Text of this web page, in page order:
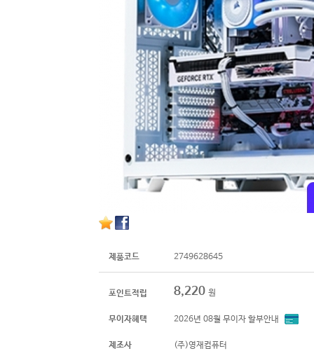
제품코드 2749628645
포인트적립 8,220 원
무이자혜택 2026년 08월 무이자 할부안내
제조사 (주)영재컴퓨터